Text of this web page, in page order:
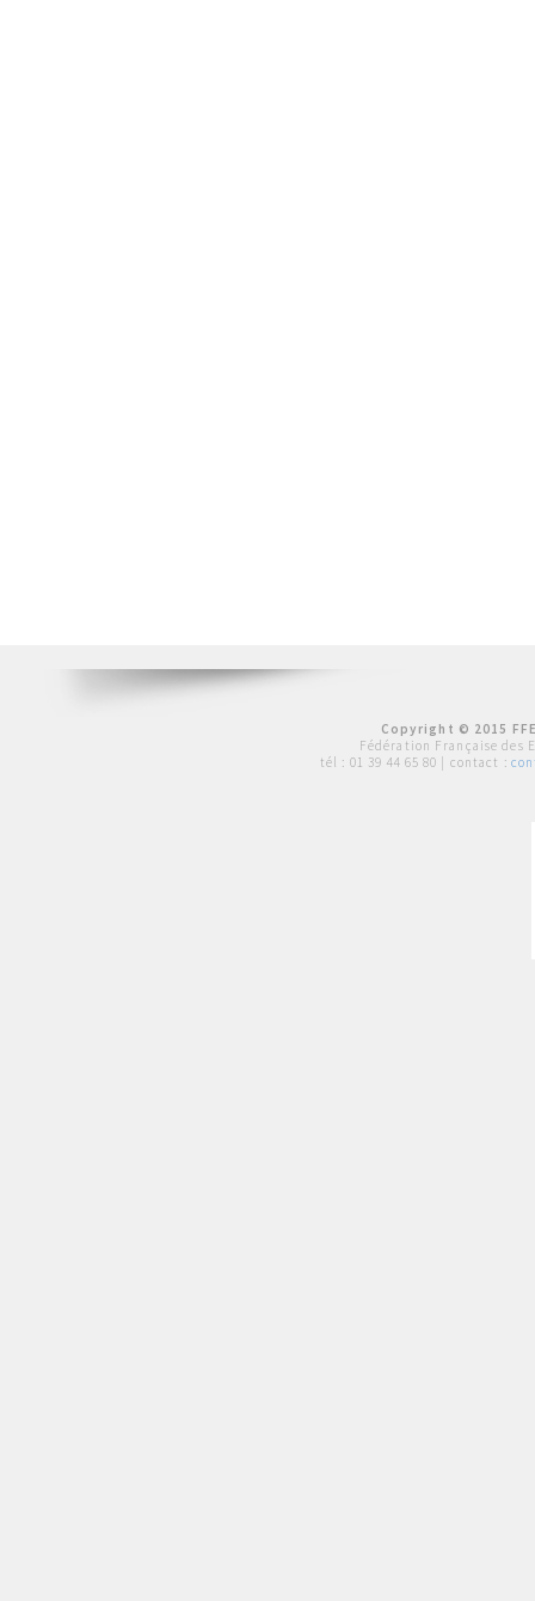
Copyright © 2015
Fédération Française des
tél : 01 39 44 65 80 | contact :